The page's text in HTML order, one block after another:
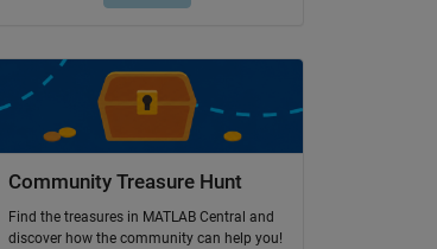
YoungsModulus property by values(1)
Community Treasure Hunt
Find the treasures in MATLAB Central and
discover how the community can help you!